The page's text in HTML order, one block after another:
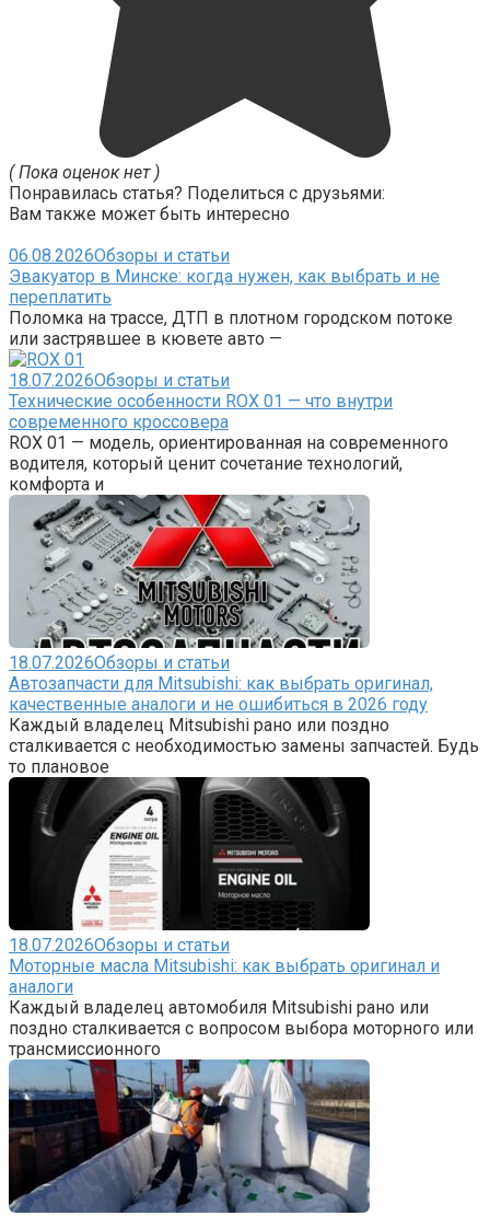
( Пока оценок нет )
Понравилась статья? Поделиться с друзьями:
Вам также может быть интересно
06.08.2026Обзоры и статьи
Эвакуатор в Минске: когда нужен, как выбрать и не
переплатить
Поломка на трассе, ДТП в плотном городском потоке
или застрявшее в кювете авто —
18.07.2026Обзоры и статьи
Технические особенности ROX 01 — что внутри
современного кроссовера
ROX 01 — модель, ориентированная на современного
водителя, который ценит сочетание технологий,
комфорта и
18.07.2026Обзоры и статьи
Автозапчасти для Mitsubishi: как выбрать оригинал,
качественные аналоги и не ошибиться в 2026 году
Каждый владелец Mitsubishi рано или поздно
сталкивается с необходимостью замены запчастей. Будь
то плановое
18.07.2026Обзоры и статьи
Моторные масла Mitsubishi: как выбрать оригинал и
аналоги
Каждый владелец автомобиля Mitsubishi рано или
поздно сталкивается с вопросом выбора моторного или
трансмиссионного